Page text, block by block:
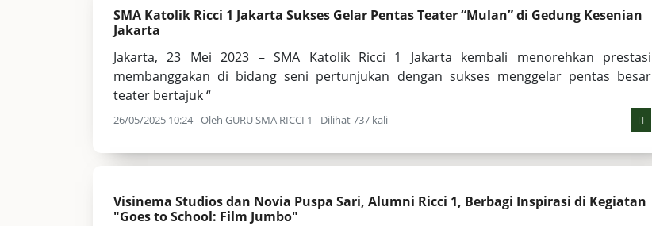
SMA Katolik Ricci 1 Jakarta Sukses Gelar Pentas Teater “Mulan” di Gedung Kesenian
Jakarta
Jakarta, 23 Mei 2023 – SMA Katolik Ricci 1 Jakarta kembali menorehkan prestasi
membanggakan di bidang seni pertunjukan dengan sukses menggelar pentas besar
teater bertajuk “
26/05/2025 10:24 - Oleh GURU SMA RICCI 1 - Dilihat 737 kali
Visinema Studios dan Novia Puspa Sari, Alumni Ricci 1, Berbagi Inspirasi di Kegiatan
"Goes to School: Film Jumbo"